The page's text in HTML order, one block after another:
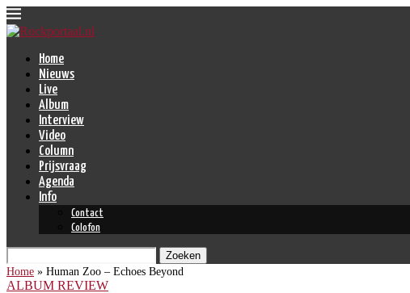
Home
Nieuws
Live
Album
Interview
Video
Column
Prijsvraag
Agenda
Info
Contact
Colofon
Zoeken
Home » Human Zoo – Echoes Beyond
ALBUM REVIEW